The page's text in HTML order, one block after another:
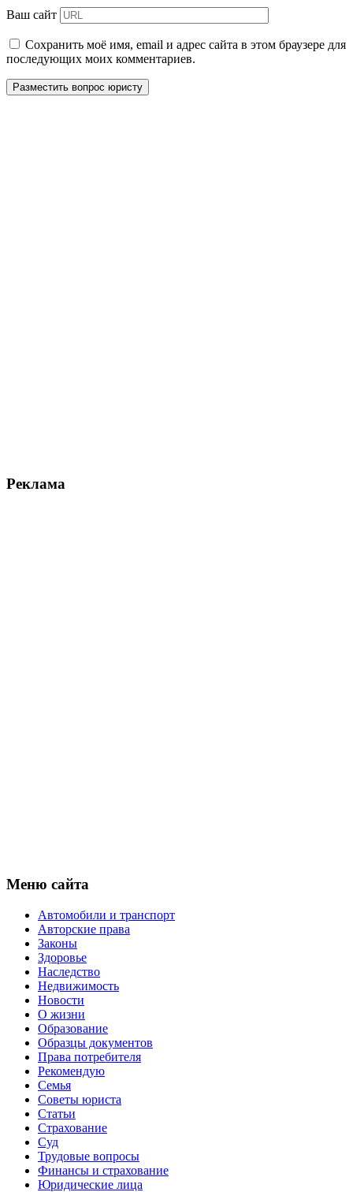
Ваш сайт
Сохранить моё имя, email и адрес сайта в этом браузере для
последующих моих комментариев.
Реклама
Меню сайта
Автомобили и транспорт
Авторские права
Законы
Здоровье
Наследство
Недвижимость
Новости
О жизни
Образование
Образцы документов
Права потребителя
Рекомендую
Семья
Советы юриста
Статьи
Страхование
Суд
Трудовые вопросы
Финансы и страхование
Юридические лица